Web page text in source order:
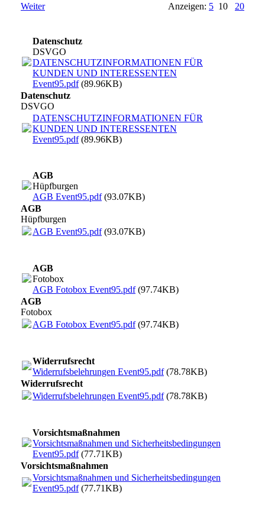
Weiter
Anzeigen: 5 10 20
Datenschutz
DSVGO
DATENSCHUTZINFORMATIONEN FÜR
KUNDEN UND INTERESSENTEN
Event95.pdf(89.96KB)
Datenschutz
DSVGO
DATENSCHUTZINFORMATIONEN FÜR
KUNDEN UND INTERESSENTEN
Event95.pdf(89.96KB)
AGB
Hüpfburgen
AGB Event95.pdf(93.07KB)
AGB
Hüpfburgen
AGB Event95.pdf(93.07KB)
AGB
Fotobox
AGB Fotobox Event95.pdf(97.74KB)
AGB
Fotobox
AGB Fotobox Event95.pdf(97.74KB)
Widerrufsrecht
Widerrufsbelehrungen Event95.pdf(78.78KB)
Widerrufsrecht
Widerrufsbelehrungen Event95.pdf(78.78KB)
Vorsichtsmaßnahmen
Vorsichtsmaßnahmen und Sicherheitsbedingungen
Event95.pdf(77.71KB)
Vorsichtsmaßnahmen
Vorsichtsmaßnahmen und Sicherheitsbedingungen
Event95.pdf(77.71KB)